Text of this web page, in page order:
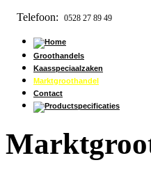
Telefoon: 0528 27 89 49
Groothandels
Kaasspeciaalzaken
Marktgroothandel
Contact